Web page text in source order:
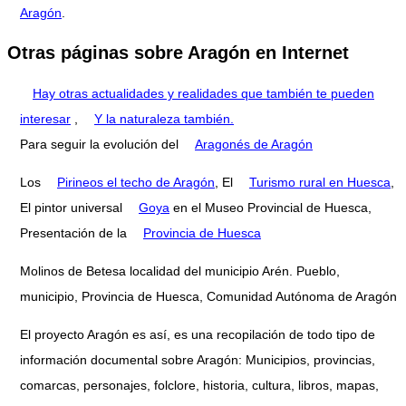
Aragón
Otras páginas sobre Aragón en Internet
Hay otras actualidades y realidades que también te pueden
interesar
Y la naturaleza también.
Para seguir la evolución del
Aragonés de Aragón
Los Pirineos el techo de Aragón , El Turismo rural en Huesca
El pintor universal
Goya en el Museo Provincial de Huesca,
Presentación de la
Provincia de Huesca
Molinos de Betesa localidad del municipio Arén. Pueblo,
municipio, Provincia de Huesca, Comunidad Autónoma de Aragón
El proyecto Aragón es así, es una recopilación de todo tipo de
información documental sobre Aragón: Municipios, provincias,
comarcas, personajes, folclore, historia, cultura, libros, mapas,